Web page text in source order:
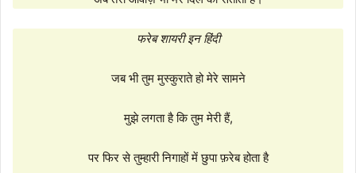
फरेब शायरी इन हिंदी
जब भी तुम मुस्कुराते हो मेरे सामने
मुझे लगता है कि तुम मेरी हैं,
पर फिर से तुम्हारी निगाहों में छुपा फ़रेब होता है